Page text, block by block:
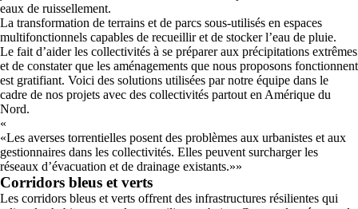
eaux de ruissellement.
La transformation de terrains et de parcs sous-utilisés en espaces
multifonctionnels capables de recueillir et de stocker l’eau de pluie.
Le fait d’aider les collectivités à se préparer aux précipitations extrêmes
et de constater que les aménagements que nous proposons fonctionnent
est gratifiant. Voici des solutions utilisées par notre équipe dans le
cadre de nos projets avec des collectivités partout en Amérique du
Nord.
«
Les averses torrentielles posent des problèmes aux urbanistes et aux
gestionnaires dans les collectivités. Elles peuvent surcharger les
réseaux d’évacuation et de drainage existants. »
Corridors bleus et verts
Les corridors bleus et verts offrent des infrastructures résilientes qui